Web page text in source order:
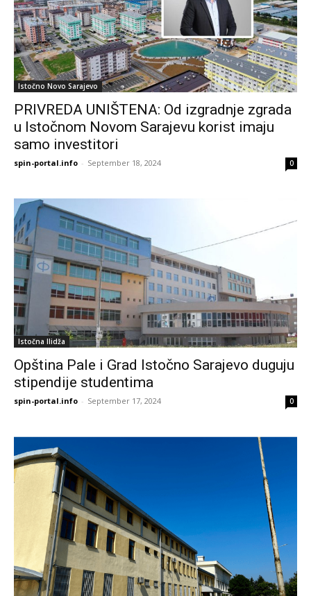
Istočno Novo Sarajevo
PRIVREDA UNIŠTENA: Od izgradnje zgrada
u Istočnom Novom Sarajevu korist imaju
samo investitori
spin-portal.info - September 18, 2024 0
Istočna Ilidža
Opština Pale i Grad Istočno Sarajevo duguju
stipendije studentima
spin-portal.info - September 17, 2024 0